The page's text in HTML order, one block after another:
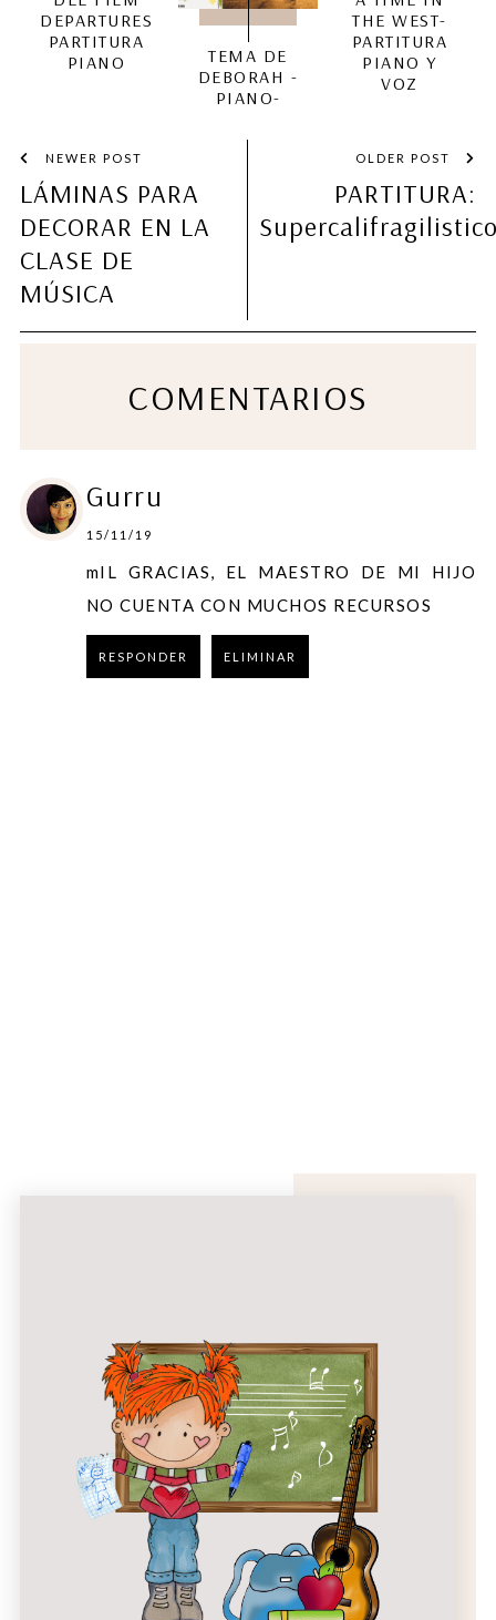
DEPARTURES
PARTITURA
PIANO
TEMA DE
DEBORAH -
PIANO-
THE WEST-
PARTITURA
PIANO Y
VOZ
NEWER POST
LÁMINAS PARA
DECORAR EN LA
CLASE DE
MÚSICA
OLDER POST
PARTITURA:
COMENTARIOS
Gurru
15/11/19
mIL GRACIAS, EL MAESTRO DE MI HIJO
NO CUENTA CON MUCHOS RECURSOS
RESPONDER ELIMINAR